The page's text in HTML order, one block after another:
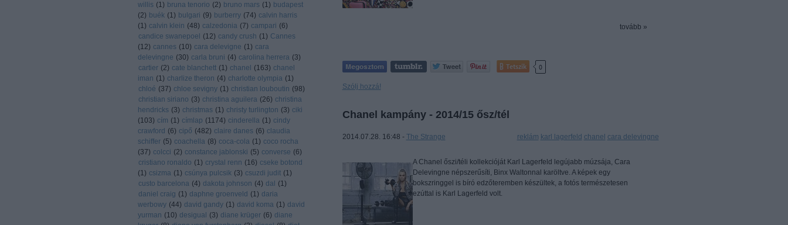
willis (1) bruna tenorio (2) bruno mars (1) budapest
(2) buék (1) bulgari (9) burberry (74) calvin harris
(1) calvin klein (48) calzedonia (7) campari (6)
candice swanepoel
(12) candy crush (1) Cannes
(12) cannes (10) cara delevigne (1) cara
delevingne (30) carla bruni (4) carolina herrera (3)
cartier (2) cate blanchett (1) chanel (163) chanel
iman (1) charlize theron (4) charlotte olympia (1)
chloé (37) chloe sevigny (1) christian louboutin (98)
christian siriano (3) christina aguilera (26) christina
hendricks (3) christmas (1) christy turlington (3) ciki
(103) cím (1) címlap (1174) cinderella (1) cindy
crawford (6) cipő (482) claire danes (6) claudia
schiffer (5) coachella (8) coca-cola (1) coco rocha
(37) colcci (2) constance jablonski (5) converse (6)
cristiano ronaldo (1) crystal renn (16) cseke botond
(1) csizma (1) csúnya pulcsik (3) csuzdi judit (1)
custo barcelona (4) dakota johnson (4) dal (1)
daniel craig (1) daphne groenveld (1) daria
werbowy (44) david gandy (1) david koma (1) david
yurman (10) desigual (3) diane krüger (6) diane
tovább »
Tetszik 0
Szólj hozzá!
Chanel kampány - 2014/15 ősz/tél
2014.07.28. 16:48 - The Strange reklám karl lagerfeld chanel cara delevingne
A Chanel őszi/téli kollekcióját Karl Lagerfeld legújabb múzsája, Cara
Delevingne népszerűsíti, Binx Waltonnal karöltve. A képek egy
bokszringgel is bíró edzőteremben készültek, a fotós természetesen
ezúttal is Karl Lagerfeld volt.